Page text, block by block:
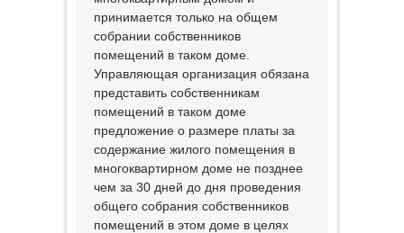
принимается только на общем
собрании собственников
помещений в таком доме.
Управляющая организация обязана
представить собственникам
помещений в таком доме
предложение о размере платы за
содержание жилого помещения в
многоквартирном доме не позднее
чем за 30 дней до дня проведения
общего собрания собственников
помещений в этом доме в целях